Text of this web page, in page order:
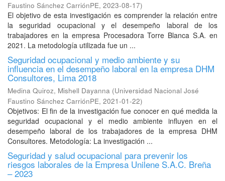
Faustino Sánchez CarriónPE, 2023-08-17)
El objetivo de esta investigación es comprender la relación entre
la seguridad ocupacional y el desempeño laboral de los
trabajadores en la empresa Procesadora Torre Blanca S.A. en
2021. La metodología utilizada fue un ...
Seguridad ocupacional y medio ambiente y su
influencia en el desempeño laboral en la empresa DHM
Consultores, Lima 2018
Medina Quiroz, Mishell Dayanna (Universidad Nacional José
Faustino Sánchez CarriónPE, 2021-01-22)
Objetivos: El fin de la investigación fue conocer en qué medida la
seguridad ocupacional y el medio ambiente influyen en el
desempeño laboral de los trabajadores de la empresa DHM
Consultores. Metodología: La investigación ...
Seguridad y salud ocupacional para prevenir los
riesgos laborales de la Empresa Unilene S.A.C. Breña
– 2023